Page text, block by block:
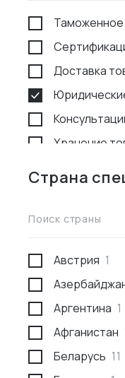
Доставка
Хранение
Проведение
Сотрудники
Разработка
Проверка
Участие в
Анализ
Консалтинг
Страна
Поиск страны
Австрия 1
Аргентина 1
Афганистан
Беларусь 11